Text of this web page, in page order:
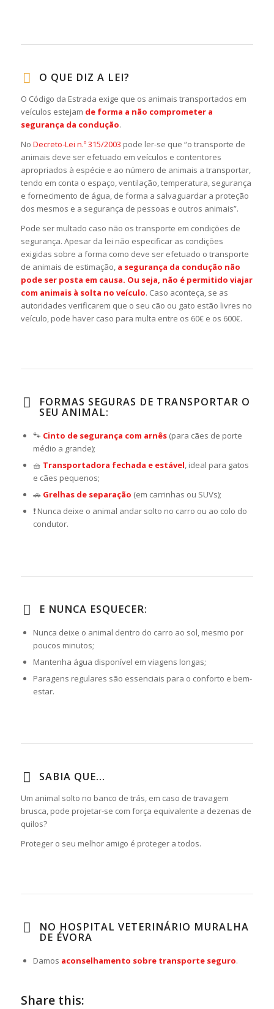
O QUE DIZ A LEI?
O Código da Estrada exige que os animais transportados em
veículos estejam de forma a não comprometer a
segurança da condução.
No Decreto-Lei n.º 315/2003 pode ler-se que “o transporte de
animais deve ser efetuado em veículos e contentores
apropriados à espécie e ao número de animais a transportar,
tendo em conta o espaço, ventilação, temperatura, segurança
e fornecimento de água, de forma a salvaguardar a proteção
dos mesmos e a segurança de pessoas e outros animais”.
Pode ser multado caso não os transporte em condições de
segurança. Apesar da lei não especificar as condições
exigidas sobre a forma como deve ser efetuado o transporte
de animais de estimação, a segurança da condução não
pode ser posta em causa. Ou seja, não é permitido viajar
com animais à solta no veículo. Caso aconteça, se as
autoridades verificarem que o seu cão ou gato estão livres no
veículo, pode haver caso para multa entre os 60€ e os 600€.
FORMAS SEGURAS DE TRANSPORTAR O
SEU ANIMAL:
🐾 Cinto de segurança com arnês(para cães de porte
médio a grande);
🧺 Transportadora fechada e estável, ideal para gatos
e cães pequenos;
🚗 Grelhas de separação (em carrinhas ou SUVs);
❗ Nunca deixe o animal andar solto no carro ou ao colo do
condutor.
E NUNCA ESQUECER:
Nunca deixe o animal dentro do carro ao sol, mesmo por
poucos minutos;
Mantenha água disponível em viagens longas;
Paragens regulares são essenciais para o conforto e bem-
estar.
SABIA QUE...
Um animal solto no banco de trás, em caso de travagem
brusca, pode projetar-se com força equivalente a dezenas de
quilos?
Proteger o seu melhor amigo é proteger a todos.
NO HOSPITAL VETERINÁRIO MURALHA
DE ÉVORA
Damos aconselhamento sobre transporte seguro.
Share this: